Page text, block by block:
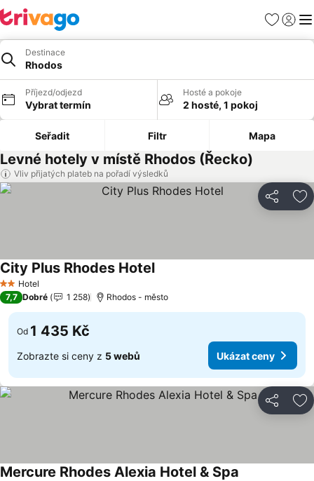
Oblíbené
Destinace
Rhodos
Příjezd/odjezd
Vybrat termín
Hosté a pokoje
2 hosté, 1 pokoj
Seřadit Filtr Mapa
Levné hotely v místě Rhodos (Řecko)
Vliv přijatých plateb na pořadí výsledků
Sdílet
2 Počet hvězdiček
Hotel
City Plus Rhodes HotelUkázat ceny
7,7 Dobré 1 258 Rhodos - město
Od 1 435 Kč
Zobrazte si ceny z 5 webů Ukázat ceny
Sdílet
Mercure Rhodes Alexia Hotel & Spa